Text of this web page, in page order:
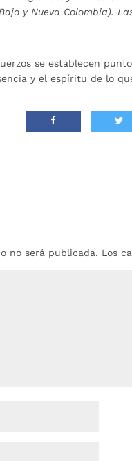
y Nueva Colombia).
se establecen
y el espíritu de lo
no será publicada. Los